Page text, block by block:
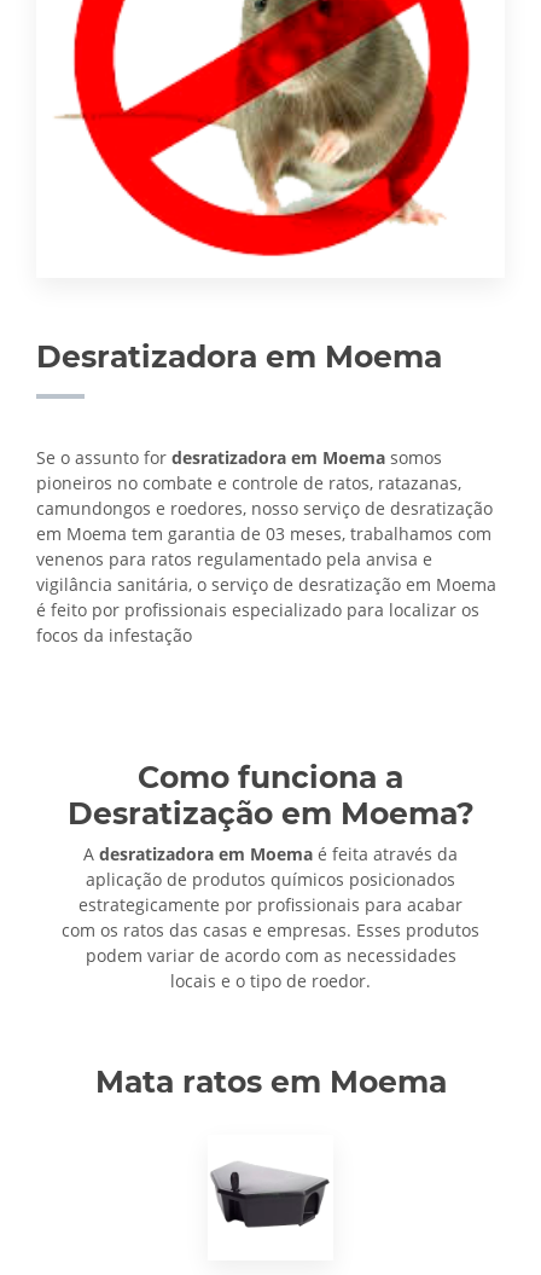
Desratizadora em Moema
Se o assunto for desratizadora em Moema somos
pioneiros no combate e controle de ratos, ratazanas,
camundongos e roedores, nosso serviço de desratização
em Moema tem garantia de 03 meses, trabalhamos com
venenos para ratos regulamentado pela anvisa e
vigilância sanitária, o serviço de desratização em Moema
é feito por profissionais especializado para localizar os
focos da infestação
Como funciona a
Desratização em Moema?
A desratizadora em Moema é feita através da
aplicação de produtos químicos posicionados
estrategicamente por profissionais para acabar
com os ratos das casas e empresas. Esses produtos
podem variar de acordo com as necessidades
locais e o tipo de roedor.
Mata ratos em Moema